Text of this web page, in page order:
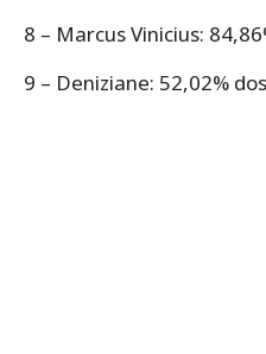
8 – Marcus Vinicius:
9 – Deniziane: 52,02%